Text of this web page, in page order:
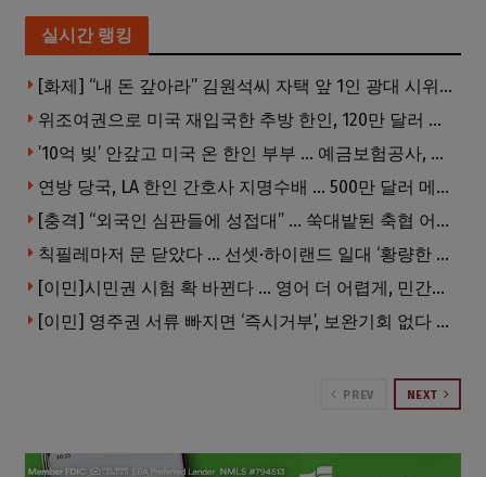
실시간 랭킹
[화제] “내 돈 갚아라” 김원석씨 자택 앞 1인 광대 시위 … 한인 투자사, “108만 달러 못받아”
위조여권으로 미국 재입국한 추방 한인, 120만 달러 은행 사기 행각
’10억 빚’ 안갚고 미국 온 한인 부부 … 예금보험공사, 미국서 소송
연방 당국, LA 한인 간호사 지명수배 … 500만 달러 메디캐어 사기, 선고 직전 한국 도주
[충격] “외국인 심판들에 성접대” … 쑥대밭된 축협 어디까지 추락하나
칙필레마저 문 닫았다 … 선셋·하이랜드 일대 ‘황량한 거리’로
[이민]시민권 시험 확 바뀐다 … 영어 더 어렵게, 민간시험 도입 추진
[이민] 영주권 서류 빠지면 ‘즉시거부’, 보완기회 없다 … 이민심사 8월부터 확 바뀐다
PREV NEXT